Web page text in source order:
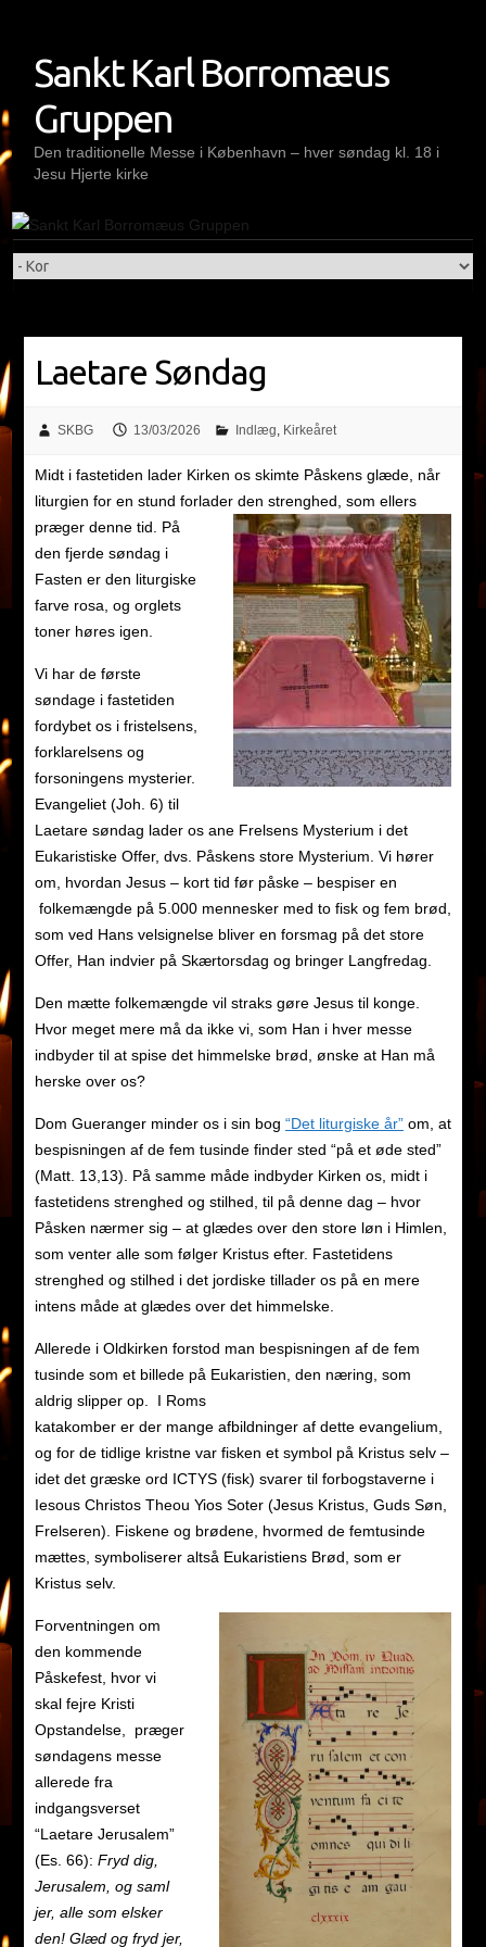
contentSankt Karl Borromæus
Gruppen
Den traditionelle Messe i København – hver søndag kl. 18 i
Jesu Hjerte kirke
Laetare Søndag
SKBG 13/03/2026 Indlæg, Kirkeåret
Midt i fastetiden lader Kirken os skimte Påskens glæde, når
liturgien for en stund forlader den strenghed, som ellers
præger denne tid. På
den fjerde søndag i
Fasten er den liturgiske
farve rosa, og orglets
toner høres igen.
Vi har de første
søndage i fastetiden
fordybet os i fristelsens,
forklarelsens og
forsoningens mysterier.
Evangeliet (Joh. 6) til
Laetare søndag lader os ane Frelsens Mysterium i det
Eukaristiske Offer, dvs. Påskens store Mysterium. Vi hører
om, hvordan Jesus – kort tid før påske – bespiser en
folkemængde på 5.000 mennesker med to fisk og fem brød,
som ved Hans velsignelse bliver en forsmag på det store
Offer, Han indvier på Skærtorsdag og bringer Langfredag.
Den mætte folkemængde vil straks gøre Jesus til konge.
Hvor meget mere må da ikke vi, som Han i hver messe
indbyder til at spise det himmelske brød, ønske at Han må
herske over os?
Dom Gueranger minder os i sin bog “Det liturgiske år”om, at
bespisningen af de fem tusinde finder sted “på et øde sted”
(Matt. 13,13). På samme måde indbyder Kirken os, midt i
fastetidens strenghed og stilhed, til på denne dag – hvor
Påsken nærmer sig – at glædes over den store løn i Himlen,
som venter alle som følger Kristus efter. Fastetidens
strenghed og stilhed i det jordiske tillader os på en mere
intens måde at glædes over det himmelske.
Allerede i Oldkirken forstod man bespisningen af de fem
tusinde som et billede på Eukaristien, den næring, som
aldrig slipper op. I Roms
katakomber er der mange afbildninger af dette evangelium,
og for de tidlige kristne var fisken et symbol på Kristus selv –
idet det græske ord ICTYS (fisk) svarer til forbogstaverne i
Iesous Christos Theou Yios Soter (Jesus Kristus, Guds Søn,
Frelseren). Fiskene og brødene, hvormed de femtusinde
mættes, symboliserer altså Eukaristiens Brød, som er
Kristus selv.
Forventningen om
den kommende
Påskefest, hvor vi
skal fejre Kristi
Opstandelse, præger
søndagens messe
allerede fra
indgangsverset
“Laetare Jerusalem”
(Es. 66): Fryd dig,
Jerusalem, og saml
jer, alle som elsker
den! Glæd og fryd jer,